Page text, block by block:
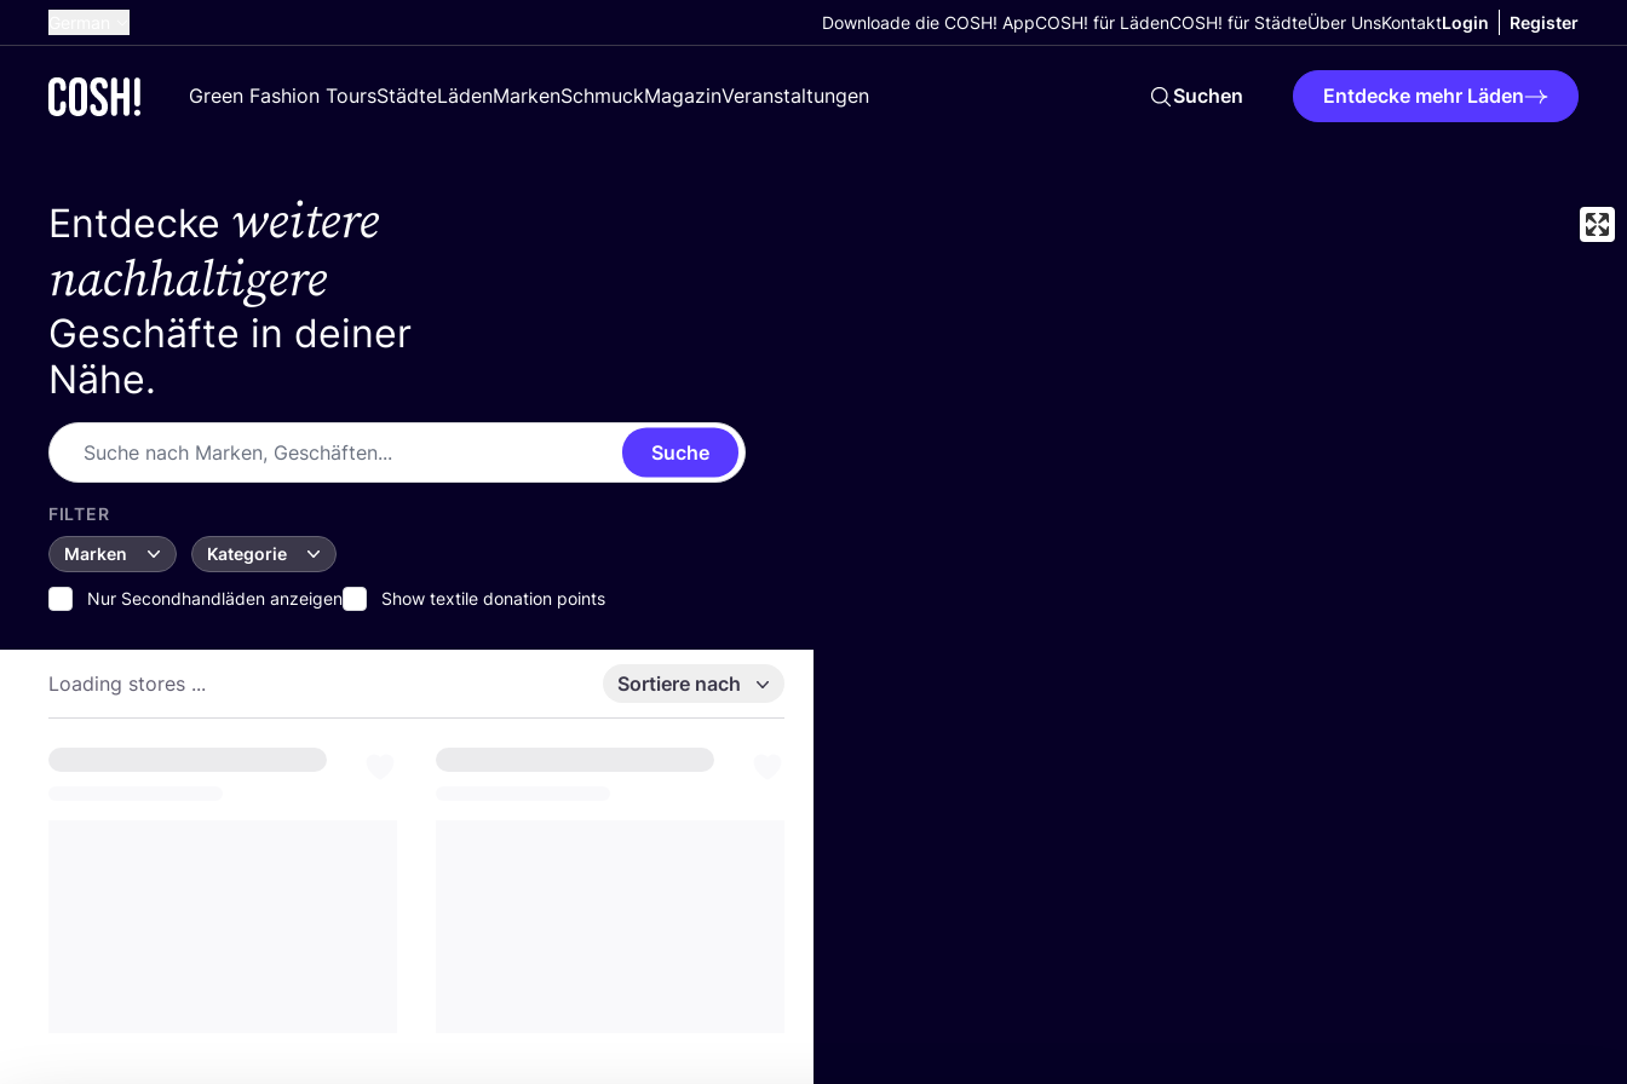
Dutch
Spanish
Downloade die COSH! AppCOSH! für LädenCOSH! für StädteÜber UnsKontaktLogin Register
Green Fashion ToursStädteLädenMarkenSchmuckMagazinVeranstaltungen Suchen Entdecke mehr Läden
Entdecke weitere
nachhaltigere
Geschäfte in deiner
Nähe.
Suche
FILTER
Marken
Kategorie
Nur Secondhandläden anzeigen Show textile donation points
Loading stores ... Sortiere nach